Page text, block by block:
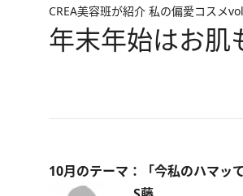
CREA美容班が紹介 私の偏愛コスメ
年末年始はお
10月のテーマ：「今私のハマッ